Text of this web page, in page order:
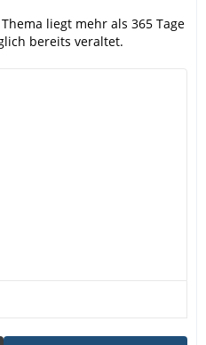
liegt mehr als 365 Tage
bereits veraltet.